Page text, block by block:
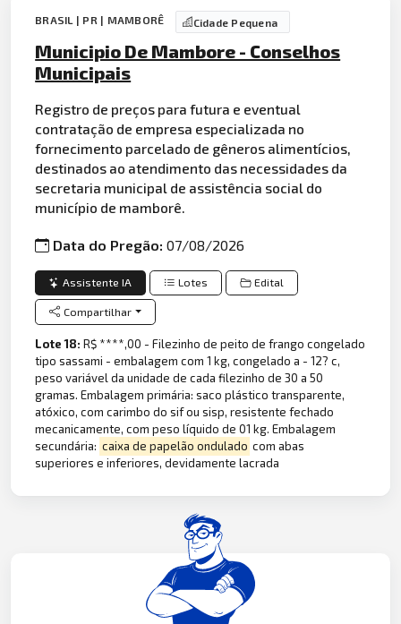
BRASIL | PR | MAMBORÊ Cidade Pequena
Municipio De Mambore - Conselhos
Municipais
Registro de preços para futura e eventual
contratação de empresa especializada no
fornecimento parcelado de gêneros alimentícios,
destinados ao atendimento das necessidades da
secretaria municipal de assistência social do
município de mamborê.
Data do Pregão:07/08/2026
Assistente IA Lotes Edital
Compartilhar
Lote 18:R$ ****,00 - Filezinho de peito de frango congelado
tipo sassami - embalagem com 1 kg, congelado a - 12? c,
peso variável da unidade de cada filezinho de 30 a 50
gramas. Embalagem primária: saco plástico transparente,
atóxico, com carimbo do sif ou sisp, resistente fechado
mecanicamente, com peso líquido de 01 kg. Embalagem
secundária: caixa de papelão ondulado com abas
superiores e inferiores, devidamente lacrada